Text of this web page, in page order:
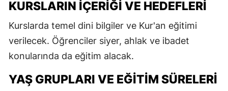
KURSLARIN İÇERIĞI VE HEDEFLERI
Kurslarda temel dini bilgiler ve Kur'an eğitimi
verilecek. Öğrenciler siyer, ahlak ve ibadet
konularında da eğitim alacak.
YAŞ GRUPLARI VE EĞITIM SÜRELERI